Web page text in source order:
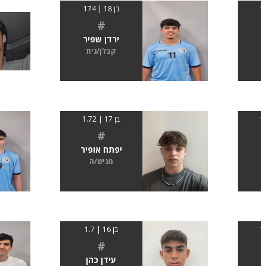
בן 18 | 174
#
ירדן שפיר
קבלן/נית
בן 17 | 1.72
#
יפתח אופיר
מגיש/ה
בן 16 | 1.7
#
עידן כהן